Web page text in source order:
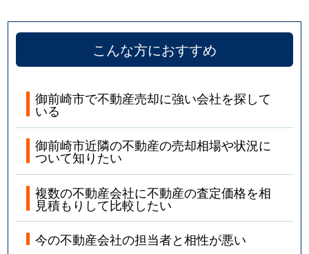
こんな方におすすめ
御前崎市で不動産売却に強い会社を探して
いる
御前崎市近隣の不動産の売却相場や状況に
ついて知りたい
複数の不動産会社に不動産の査定価格を相
見積もりして比較したい
今の不動産会社の担当者と相性が悪い